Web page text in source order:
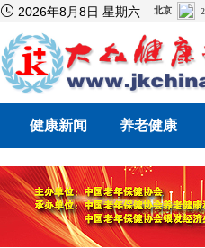
 2026年8月8日 星期六
健康新闻 养老健康